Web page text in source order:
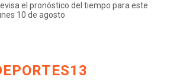
el pronóstico del tiempo para este
10 de agosto